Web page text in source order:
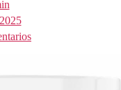
Bestes